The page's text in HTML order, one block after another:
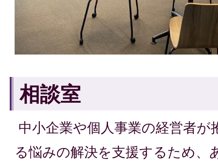
相談室
中小企業や個人事業の経営者
る悩みの解決を支援するため、